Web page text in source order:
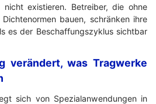
existieren. Betreiber, die ohne
bauen, schränken ihre
es der Beschaffungszyklus sichtbar
verändert, was Tragwerke
sich von Spezialanwendungen in